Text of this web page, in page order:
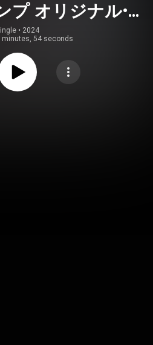
プ オリジナル・サ
ック Part.6
• 2024
minutes, 54 seconds